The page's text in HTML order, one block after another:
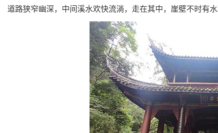
道路狭窄幽深，中间溪水欢快流淌，走在其中，崖壁不时有